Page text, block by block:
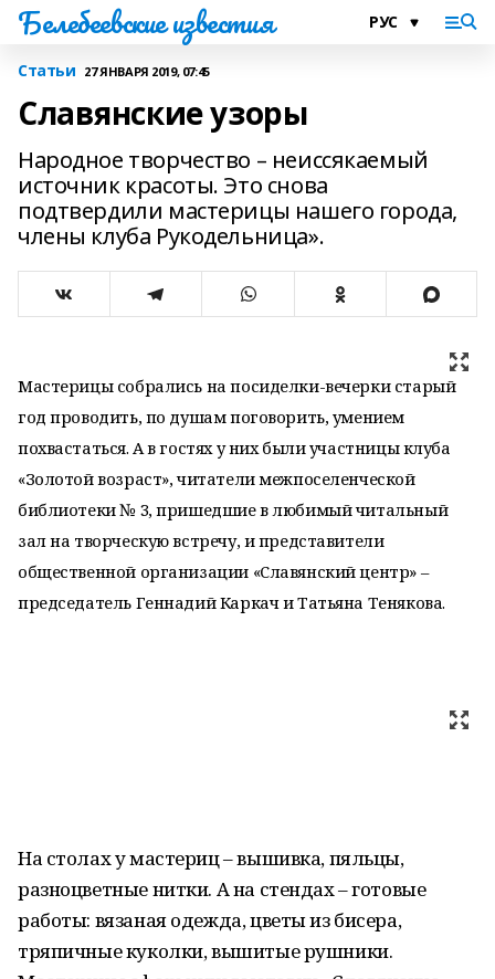
Белебеевские известия
Статьи 27 ЯНВАРЯ 2019, 07:45
Славянские узоры
Народное творчество – неиссякаемый
источник красоты. Это снова
подтвердили мастерицы нашего города,
члены клуба Рукодельница».
Мастерицы собрались на посиделки-вечерки старый
год проводить, по душам поговорить, умением
похвастаться. А в гостях у них были участницы клуба
«Золотой возраст», читатели межпоселенческой
библиотеки № 3, пришедшие в любимый читальный
зал на творческую встречу, и представители
общественной организации «Славянский центр» –
председатель Геннадий Каркач и Татьяна Тенякова.
На столах у мастериц – вышивка, пяльцы,
разноцветные нитки. А на стендах – готовые
работы: вязаная одежда, цветы из бисера,
тряпичные куколки, вышитые рушники.